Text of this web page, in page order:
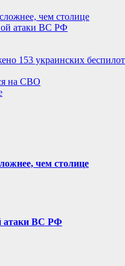
чем столице
атаки ВС РФ
153 украинских
на СВО
чем столице
атаки ВС РФ